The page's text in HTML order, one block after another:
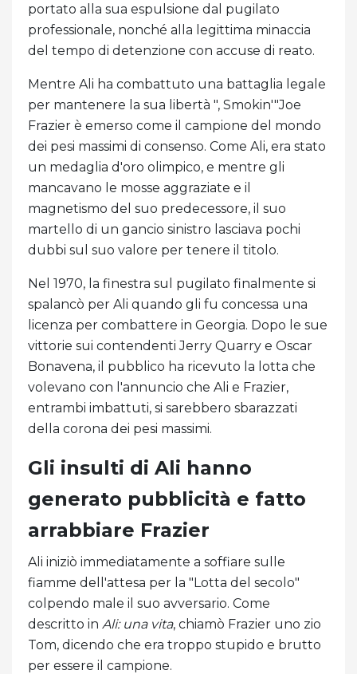
portato alla sua espulsione dal pugilato
professionale, nonché alla legittima minaccia
del tempo di detenzione con accuse di reato.
Mentre Ali ha combattuto una battaglia legale
per mantenere la sua libertà ", Smokin'"Joe
Frazier è emerso come il campione del mondo
dei pesi massimi di consenso. Come Ali, era stato
un medaglia d'oro olimpico, e mentre gli
mancavano le mosse aggraziate e il
magnetismo del suo predecessore, il suo
martello di un gancio sinistro lasciava pochi
dubbi sul suo valore per tenere il titolo.
Nel 1970, la finestra sul pugilato finalmente si
spalancò per Ali quando gli fu concessa una
licenza per combattere in Georgia. Dopo le sue
vittorie sui contendenti Jerry Quarry e Oscar
Bonavena, il pubblico ha ricevuto la lotta che
volevano con l'annuncio che Ali e Frazier,
entrambi imbattuti, si sarebbero sbarazzati
della corona dei pesi massimi.
Gli insulti di Ali hanno
generato pubblicità e fatto
arrabbiare Frazier
Ali iniziò immediatamente a soffiare sulle
fiamme dell'attesa per la "Lotta del secolo"
colpendo male il suo avversario. Come
descritto in Ali: una vita, chiamò Frazier uno zio
Tom, dicendo che era troppo stupido e brutto
per essere il campione.